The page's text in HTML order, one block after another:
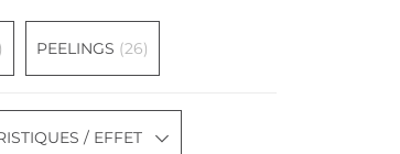
PEELINGS (26)
/ EFFET